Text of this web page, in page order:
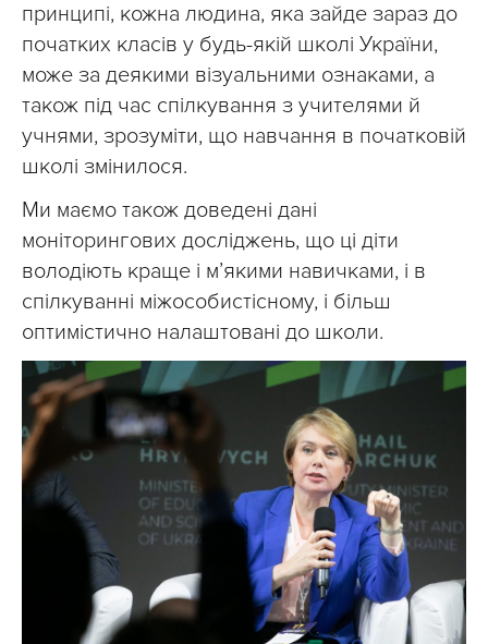
принципі, кожна людина, яка зайде зараз до
початких класів у будь-якій школі України,
може за деякими візуальними ознаками, а
також під час спілкування з учителями й
учнями, зрозуміти, що навчання в початковій
школі змінилося.
Ми маємо також доведені дані
моніторингових досліджень, що ці діти
володіють краще і м’якими навичками, і в
спілкуванні міжособистісному, і більш
оптимістично налаштовані до школи.